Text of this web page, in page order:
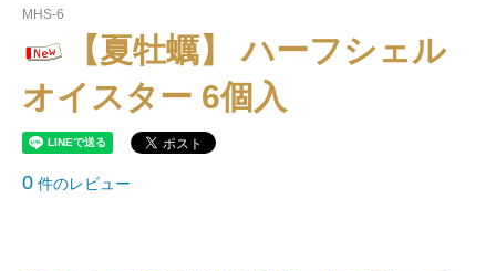
MHS-6
【夏牡蠣】 ハーフシェル
オイスター 6個入
0 件のレビュー